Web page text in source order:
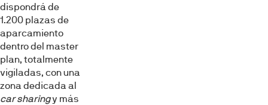
dispondrá de
1.200 plazas de
aparcamiento
dentro del master
plan, totalmente
vigiladas, con una
zona dedicada al
car sharingy más